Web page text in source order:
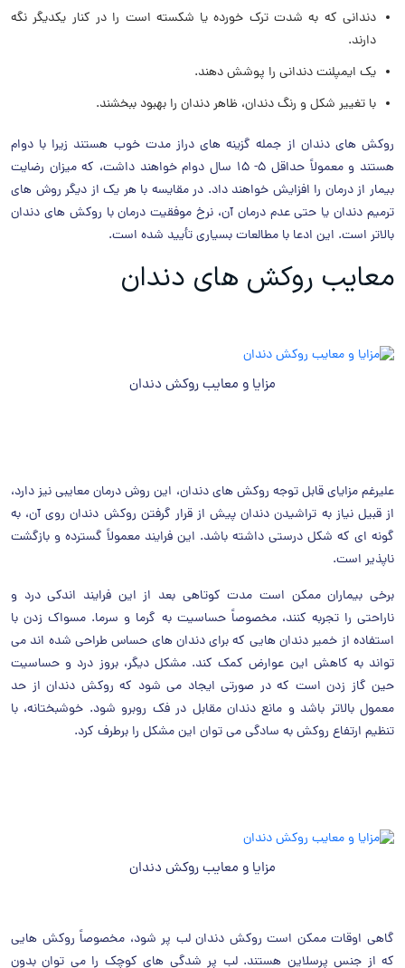
دندانی که به شدت ترک خورده یا شکسته است را در کنار یکدیگر نگه
دارند.
یک ایمپلنت دندانی را پوشش دهند.
با تغییر شکل و رنگ دندان، ظاهر دندان را بهبود ببخشند.
روکش های دندان از جمله گزینه های دراز مدت خوب هستند زیرا با دوام
هستند و معمولاً حداقل 5- 15 سال دوام خواهند داشت، که میزان رضایت
بیمار از درمان را افزایش خواهند داد. در مقایسه با هر یک از دیگر روش های
ترمیم دندان یا حتی عدم درمان آن، نرخ موفقیت درمان با روکش های دندان
بالاتر است. این ادعا با مطالعات بسیاری تأیید شده است.
معایب روکش های دندان
مزایا و معایب روکش دندان
علیرغم مزایای قابل توجه روکش های دندان، این روش درمان معایبی نیز دارد،
از قبیل نیاز به تراشیدن دندان پیش از قرار گرفتن روکش دندان روی آن، به
گونه ای که شکل درستی داشته باشد. این فرایند معمولاً گسترده و بازگشت
ناپذیر است.
برخی بیماران ممکن است مدت کوتاهی بعد از این فرایند اندکی درد و
ناراحتی را تجربه کنند، مخصوصاً حساسیت به گرما و سرما. مسواک زدن با
استفاده از خمیر دندان هایی که برای دندان های حساس طراحی شده اند می
تواند به کاهش این عوارض کمک کند. مشکل دیگر، بروز درد و حساسیت
حین گاز زدن است که در صورتی ایجاد می شود که روکش دندان از حد
معمول بالاتر باشد و مانع دندان مقابل در فک روبرو شود. خوشبختانه، با
تنظیم ارتفاع روکش به سادگی می توان این مشکل را برطرف کرد.
مزایا و معایب روکش دندان
گاهی اوقات ممکن است روکش دندان لب پر شود، مخصوصاً روکش هایی
که از جنس پرسلاین هستند. لب پر شدگی های کوچک را می توان بدون